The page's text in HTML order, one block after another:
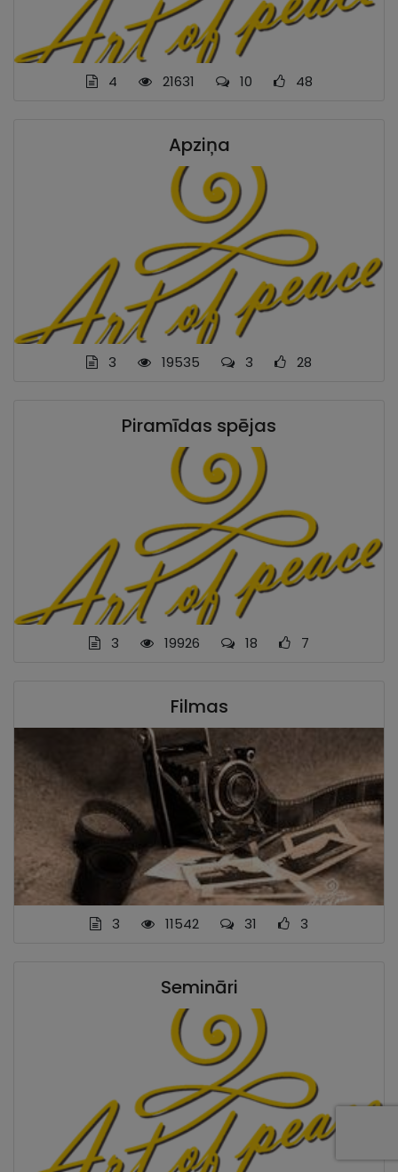
4 21631 10 48
Apziņa
3 19535 3 28
Piramīdas spējas
3 19926 18 7
Filmas
3 11542 31 3
Semināri